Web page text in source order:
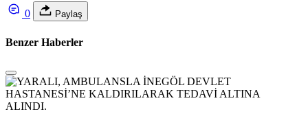
0 Paylaş
Benzer Haberler